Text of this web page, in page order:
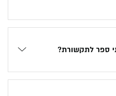
ספר לתקשורת?